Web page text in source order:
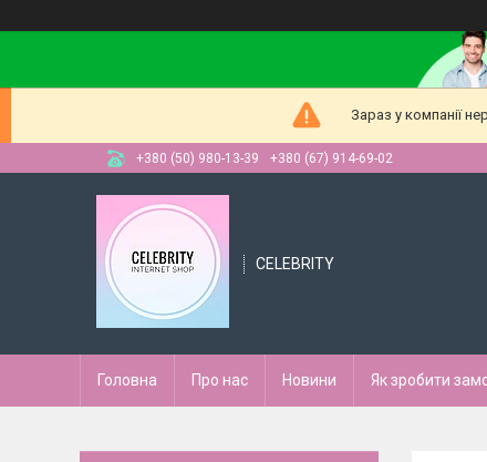
Зараз у компанії
+380 (50) 980-13-39 +380 (67) 914-69-02
CELEBRITY
Головна Про нас Новини Як зробити